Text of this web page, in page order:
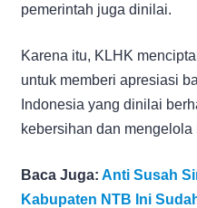
pemerintah juga dinilai.
Karena itu, KLHK
untuk memberi apresiasi
Indonesia yang dinilai
kebersihan dan
Baca Juga: Anti Susah
Kabupaten NTB Ini